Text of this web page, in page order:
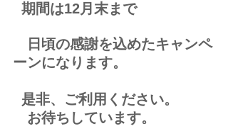
  期間は12月末まで
日頃の感謝を込めたキャンペ
ーンになります。
  是非、ご利用ください。
お待ちしています。